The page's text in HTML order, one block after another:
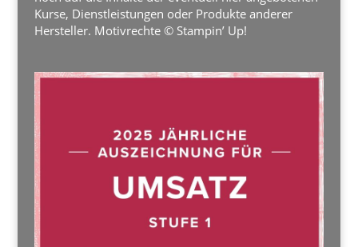
Kurse, Dienstleistungen oder Produkte anderer
Hersteller. Motivrechte © Stampin’ Up!